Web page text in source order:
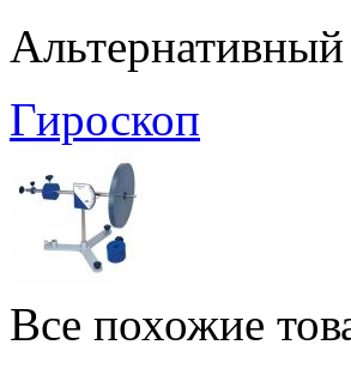
Альтернативный
Гироскоп
Все похожие